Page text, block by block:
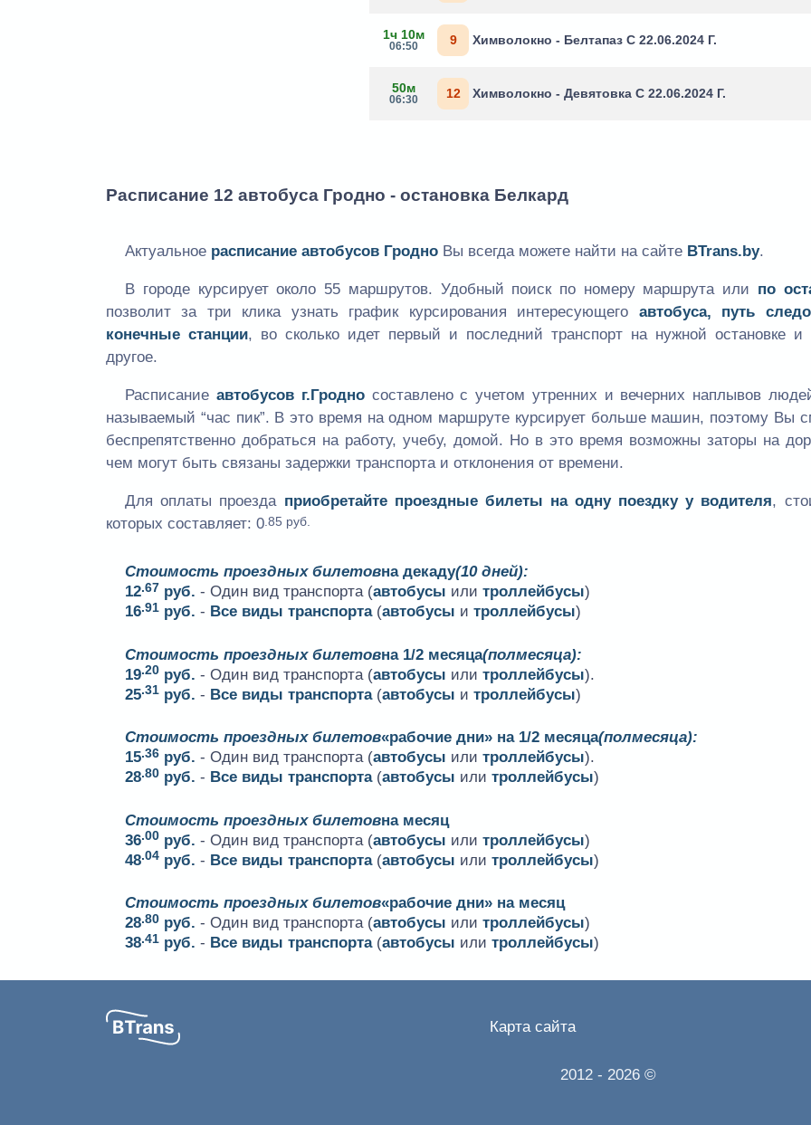
1ч 10м
06:50 9 Химволокно - Белтапаз С 22.06.2024 Г.
50м
06:30 12 Химволокно - Девятовка С 22.06.2024 Г.
Расписание 12 автобуса Гродно - остановка Белкард
Актуальное расписание автобусов Гродно Вы всегда можете найти на сайте BTrans.by.
В городе курсирует около 55 маршрутов. Удобный поиск по номеру маршрута или по
позволит за три клика узнать график курсирования интересующего автобуса, путь
конечные станции, во сколько идет первый и последний транспорт на нужной остановке и
другое.
Расписаниеавтобусов г.Гродносоставлено с учетом утренних и вечерних наплывов
называемый “час пик”. В это время на одном маршруте курсирует больше машин, поэтому Вы
беспрепятственно добраться на работу, учебу, домой. Но в это время возможны заторы на
чем могут быть связаны задержки транспорта и отклонения от времени.
Для оплаты проезда приобретайте проездные билеты на одну поездку у водителя,
которых составляет: 0 .85 руб.
Стоимость проездных билетовна декаду(10 дней):
12.67 руб. - Один вид транспорта (автобусы илитроллейбусы)
16.91 руб. - Все виды транспорта(автобусы итроллейбусы)
Стоимость проездных билетовна 1/2 месяца(полмесяца):
19.20 руб. - Один вид транспорта (автобусы илитроллейбусы).
25.31 руб. - Все виды транспорта(автобусы итроллейбусы)
Стоимость проездных билетов«рабочие дни» на 1/2 месяца(полмесяца):
15.36 руб. - Один вид транспорта (автобусы илитроллейбусы).
28.80 руб. - Все виды транспорта(автобусы илитроллейбусы)
Стоимость проездных билетовна месяц
36.00 руб. - Один вид транспорта (автобусы илитроллейбусы)
48.04 руб. - Все виды транспорта(автобусы илитроллейбусы)
Стоимость проездных билетов«рабочие дни» на месяц
28.80 руб. - Один вид транспорта (автобусы илитроллейбусы)
38.41 руб. - Все виды транспорта(автобусы илитроллейбусы)
Карта сайта
2012 - 2026 ©